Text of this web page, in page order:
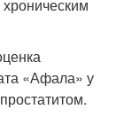
«Афала» у